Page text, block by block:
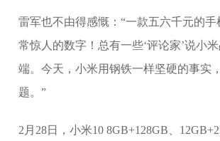
雷军也不由得感慨：“一款五六千元的
常惊人的数字！总有一些‘评论家’说小
端。今天，小米用钢铁一样坚硬的事实
题。”
2月28日，小米10 8GB+128GB、